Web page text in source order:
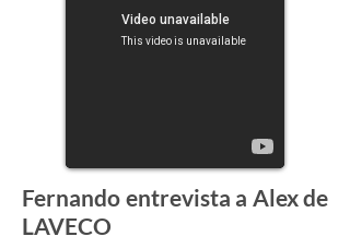
Fernando entrevista a Alex de
LAVECO